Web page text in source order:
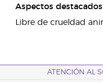
Aspectos destacados
Libre de crueldad
ATENCIÓN AL